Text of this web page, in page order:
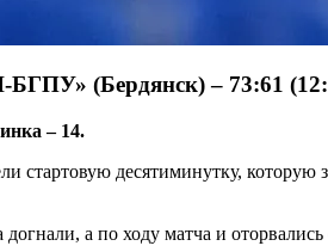
(Бердянск) – 73:61
– 14.
стартовую десятиминутку,
а по ходу матча и оторвались